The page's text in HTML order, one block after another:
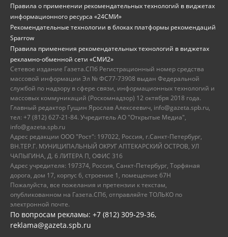
Правила о применении рекомендательных технологий в виджетах
информационного ресурса «24СМИ»
Рекомендательные технологии в блоках платформы рекомендаций
Sparrow
Правила применения рекомендательных технологий в виджетах
рекламно-обменной сети «СМИ2»
Сетевое издание Газета.СПб Регистрационный номер средства
массовой информации Эл № ФС77-73908 выдан Федеральной
службой по надзору в сфере связи, информационных технологий и
массовых коммуникаций (Роскомнадзор) 12 октября 2018 года.
Главный редактор Гущин Ярослав Алексеевич, info@gazeta.spb.ru,
тел: +7 (812) 627-21-84. Учредитель АО "Открытые Медиа",
info@gazeta.spb.ru
Адрес редакции ООО "Рост": 197022, Россия, г.Санкт-Петербург,
ВН.ТЕР.Г. МУНИЦИПАЛЬНЫЙ ОКРУГ АПТЕКАРСКИЙ ОСТРОВ, УЛ
ЧАПЫГИНА, Д. 6 ЛИТЕРА П, ОФИС 316
Адрес учредителя: 197374, Россия, Санкт-Петербург, Торфяная
дорога, дом 17, корпус 6, строение 1, помещение 67Н
Пожалуйста, все пожелания и претензии к текстам,
опубликованном на Газета.СПб, отправляйте ТОЛЬКО по
электронной почте.
По вопросам рекламы: +7 (812) 309-29-36,
reklama@gazeta.spb.ru